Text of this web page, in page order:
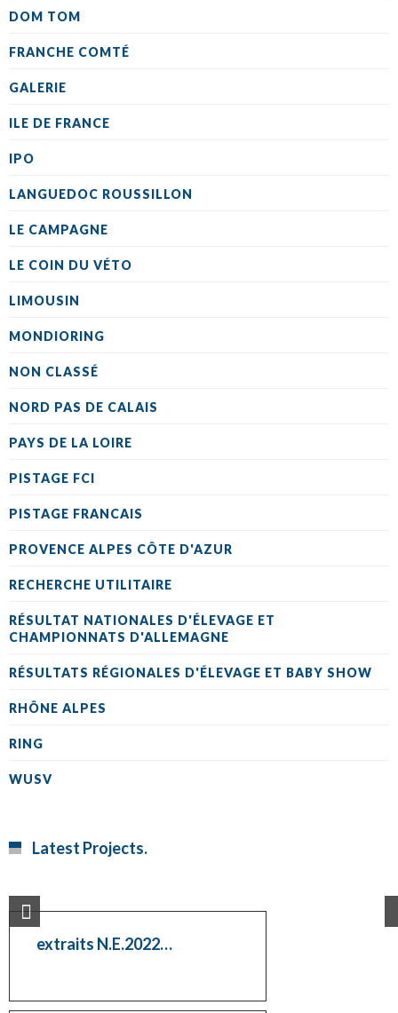
DOM TOM
FRANCHE COMTÉ
GALERIE
ILE DE FRANCE
IPO
LANGUEDOC ROUSSILLON
LE CAMPAGNE
LE COIN DU VÉTO
LIMOUSIN
MONDIORING
NON CLASSÉ
NORD PAS DE CALAIS
PAYS DE LA LOIRE
PISTAGE FCI
PISTAGE FRANCAIS
PROVENCE ALPES CÔTE D'AZUR
RECHERCHE UTILITAIRE
RÉSULTAT NATIONALES D'ÉLEVAGE ET
CHAMPIONNATS D'ALLEMAGNE
RÉSULTATS RÉGIONALES D'ÉLEVAGE ET BABY SHOW
RHÔNE ALPES
RING
WUSV
Latest Projects.
extraits N.E.2022…